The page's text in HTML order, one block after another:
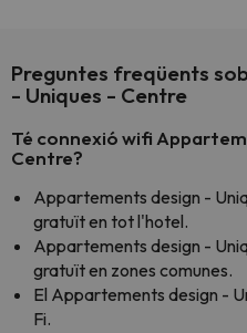
Preguntes freqüents
- Uniques - Centre
Té connexió wifi
Centre?
Appartements design -
gratuït en tot l'hotel.
Appartements design -
gratuït en zones comunes.
El Appartements design -
Fi.